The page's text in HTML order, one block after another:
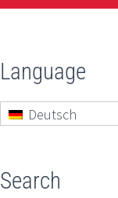
Language
Deutsch
Search